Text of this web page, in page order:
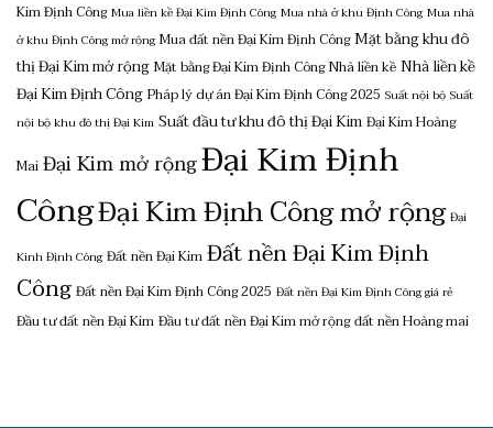
Kim Định Công Mua liền kề Đại Kim Định Công Mua nhà ở khu Định Công Mua nhà
ở khu Định Công mở rộng Mua đất nền Đại Kim Định CôngMặt bằng khu đô
thị Đại Kim mở rộngMặt bằng Đại Kim Định CôngNhà liền kềNhà liền kề
Đại Kim Định CôngPháp lý dự án Đại Kim Định Công 2025 Suất nội bộ Suất
nội bộ khu đô thị Đại Kim Suất đầu tư khu đô thị Đại KimĐại Kim Hoàng
MaiĐại Kim mở rộngĐại Kim Định
CôngĐại Kim Định Công mở rộng Đại
Kinh Định Công Đất nền Đại KimĐất nền Đại Kim Định
CôngĐất nền Đại Kim Định Công 2025 Đất nền Đại Kim Định Công giá rẻ
Đầu tư đất nền Đại KimĐầu tư đất nền Đại Kim mở rộngđất nền Hoàng mai